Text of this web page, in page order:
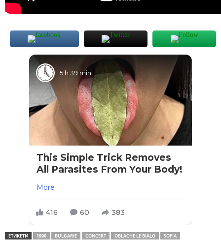
5 h 39 min
This Simple Trick Removes
All Parasites From Your Body!
More
416 60 383
ЕТИКЕТИ 1990 BULGARIE CONCERT OBLACHE LE BIALO
SOFIA